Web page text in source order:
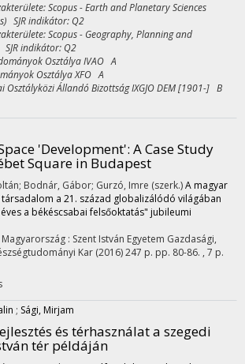
Scopus - Earth and Planetary Sciences
SJR indikátor: Q2
Scopus - Geography, Planning and
indikátor: Q2
Osztálya IVAO A
Osztálya XFO A
Osztályközi Állandó Bizottság IXGJO DEM [1901-] B
'Development': A Case Study
Square in Budapest
Bodnár, Gábor; Gurzó, Imre (szerk.)A magyar
társadalom a 21. század globalizálódó világában
a békéscsabai felsőoktatás" jubileumi
: Szent István Egyetem Gazdasági,
Kar (2016)247 p. pp. 80-86. , 7 p.
; Sági, Mirjam
és térhasználat a szegedi
tér példáján